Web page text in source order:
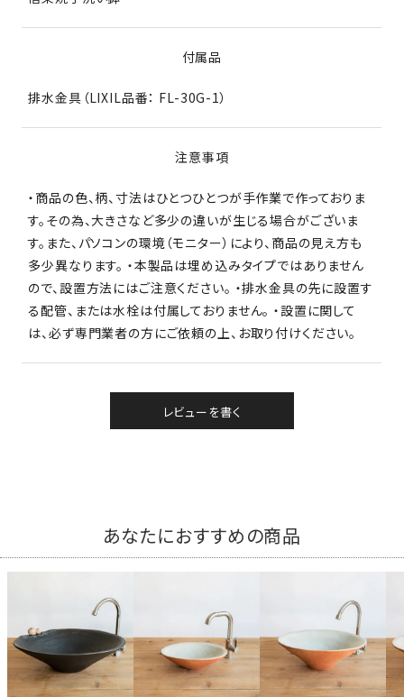
付属品
排水金具（LIXIL品番： FL-30G-1）
注意事項
・商品の色、柄、寸法はひとつひとつが手作業で作っておりま
す。その為、大きさなど多少の違いが生じる場合がございま
す。また、パソコンの環境（モニター）により、商品の見え方も
多少異なります。 ・本製品は埋め込みタイプではありません
ので、設置方法にはご注意ください。 ・排水金具の先に設置す
る配管、または水栓は付属しておりません。 ・設置に関して
は、必ず専門業者の方にご依頼の上、お取り付けください。
レビューを書く
あなたにおすすめの商品